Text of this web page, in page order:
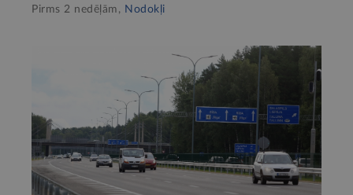
Pirms 2 nedēļām, Nodokļi